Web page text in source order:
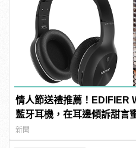
情人節送禮推薦！EDIFIER
藍牙耳機，在耳邊傾訴甜言
新聞